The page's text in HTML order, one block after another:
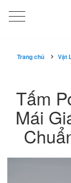
Trang chủ Vật
Tấm
Mái